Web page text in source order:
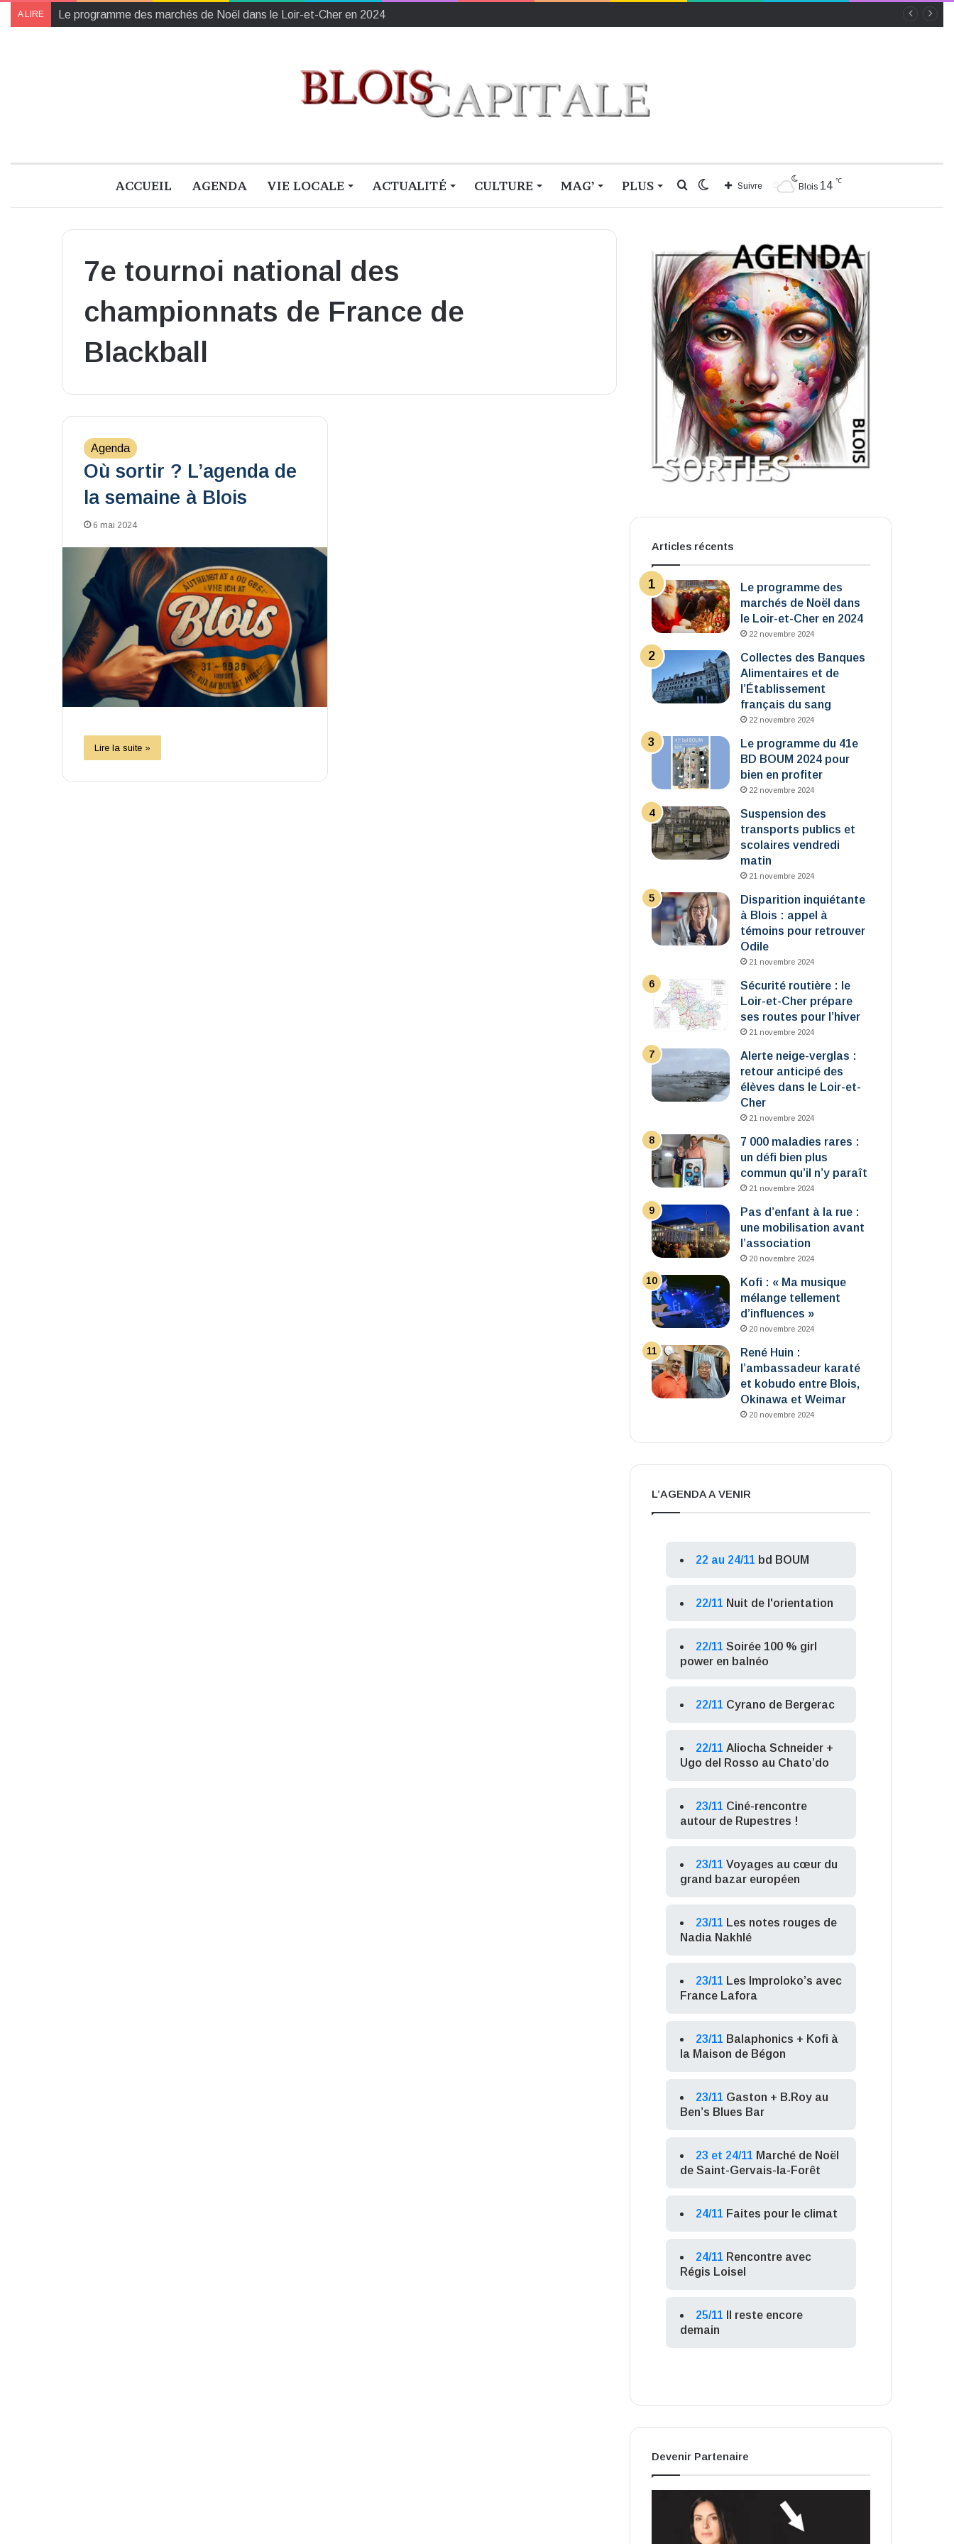
A LIRE Collectes des Banques Alimentaires et de l’Établissement français du sang
ACCUEIL AGENDA VIE LOCALE ACTUALITÉ CULTURE MAG’ PLUS Blois 14 ℃
Suivre
Switch
Rechercher
7e tournoi national des
championnats de France de
Blackball
Agenda
Où sortir ? L’agenda de
la semaine à Blois
6 mai 2024
Lire la suite »
Articles récents
Le programme des
marchés de Noël dans
le Loir-et-Cher en 2024
22 novembre 2024
Collectes des Banques
Alimentaires et de
l’Établissement
français du sang
22 novembre 2024
Le programme du 41e
BD BOUM 2024 pour
bien en profiter
22 novembre 2024
Suspension des
transports publics et
scolaires vendredi
matin
21 novembre 2024
Disparition inquiétante
à Blois : appel à
témoins pour retrouver
Odile
21 novembre 2024
Sécurité routière : le
Loir-et-Cher prépare
ses routes pour l’hiver
21 novembre 2024
Alerte neige-verglas :
retour anticipé des
élèves dans le Loir-et-
Cher
21 novembre 2024
7 000 maladies rares :
un défi bien plus
commun qu’il n’y paraît
21 novembre 2024
Pas d’enfant à la rue :
une mobilisation avant
l’association
20 novembre 2024
Kofi : « Ma musique
mélange tellement
d’influences »
20 novembre 2024
René Huin :
l’ambassadeur karaté
et kobudo entre Blois,
Okinawa et Weimar
20 novembre 2024
L’AGENDA A VENIR
22 au 24/11 bd BOUM
22/11 Nuit de l'orientation
22/11 Soirée 100 % girl
power en balnéo
22/11 Cyrano de Bergerac
22/11 Aliocha Schneider +
Ugo del Rosso au Chato’do
23/11 Ciné-rencontre
autour de Rupestres !
23/11 Voyages au cœur du
grand bazar européen
23/11 Les notes rouges de
Nadia Nakhlé
23/11 Les Improloko’s avec
France Lafora
23/11 Balaphonics + Kofi à
la Maison de Bégon
23/11 Gaston + B.Roy au
Ben’s Blues Bar
23 et 24/11 Marché de Noël
de Saint-Gervais-la-Forêt
24/11 Faites pour le climat
24/11 Rencontre avec
Régis Loisel
25/11
Il reste encore
demain
Devenir Partenaire